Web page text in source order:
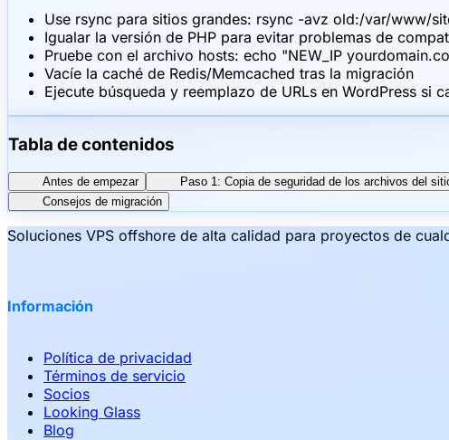
Use rsync para sitios grandes: rsync -avz old:/var/www/
Igualar la versión de PHP para evitar problemas de
Pruebe con el archivo hosts: echo "NEW_IP
Vacíe la caché de Redis/Memcached tras la migración
Ejecute búsqueda y reemplazo de URLs en WordPress si
Tabla de contenidos
Antes de empezar Paso 1: Copia de seguridad de los archivos del
Consejos de migración
Soluciones VPS offshore de alta calidad para proyectos de
Información
Política de privacidad
Términos de servicio
Socios
Looking Glass
Blog